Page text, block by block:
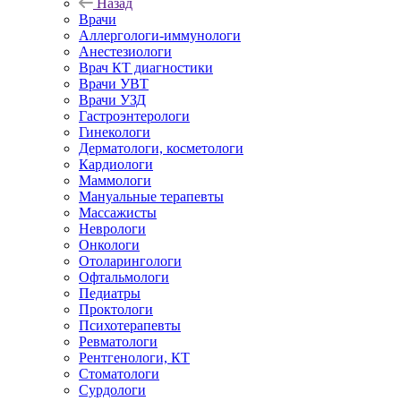
Назад
Врачи
Аллергологи-иммунологи
Анестезиологи
Врач КТ диагностики
Врачи УВТ
Врачи УЗД
Гастроэнтерологи
Гинекологи
Дерматологи, косметологи
Кардиологи
Маммологи
Мануальные терапевты
Массажисты
Неврологи
Онкологи
Отоларингологи
Офтальмологи
Педиатры
Проктологи
Психотерапевты
Ревматологи
Рентгенологи, КТ
Стоматологи
Сурдологи